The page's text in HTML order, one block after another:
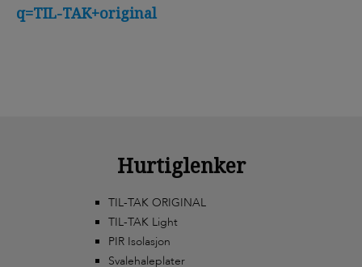
q=TIL-TAK+original
Hurtiglenker
TIL-TAK ORIGINAL
TIL-TAK Light
PIR Isolasjon
Svalehaleplater